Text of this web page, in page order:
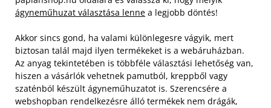
ágyneműhuzat választása lenne a legjobb döntés!
Akkor sincs gond, ha valami különlegesre vágyik, mert
biztosan talál majd ilyen termékeket is a webáruházban.
Az anyag tekintetében is többféle választási lehetőség van,
hiszen a vásárlók vehetnek pamutból, kreppből vagy
szaténból készült ágyneműhuzatot is. Szerencsére a
webshopban rendelkezésre álló termékek nem drágák,